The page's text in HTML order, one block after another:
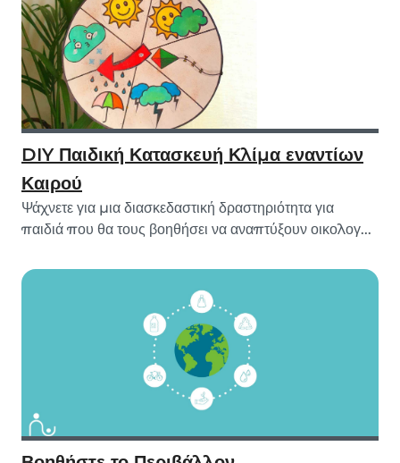
DIY Παιδική Κατασκευή Κλίμα εναντίων
Καιρού
Ψάχνετε για μια διασκεδαστική δραστηριότητα για
παιδιά που θα τους βοηθήσει να αναπτύξουν οικολογ...